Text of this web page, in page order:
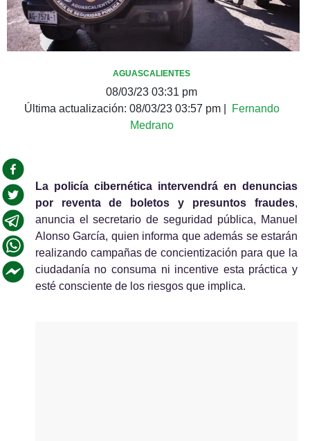
AGUASCALIENTES
08/03/23 03:31 pm
Última actualización: 08/03/23 03:57 pm|
Fernando
Medrano
La policía cibernética intervendrá en denuncias
por reventa de boletos y presuntos fraudes,
anuncia el secretario de seguridad pública, Manuel
Alonso García, quien informa que además se estarán
realizando campañas de concientización para que la
ciudadanía no consuma ni incentive esta práctica y
esté consciente de los riesgos que implica.